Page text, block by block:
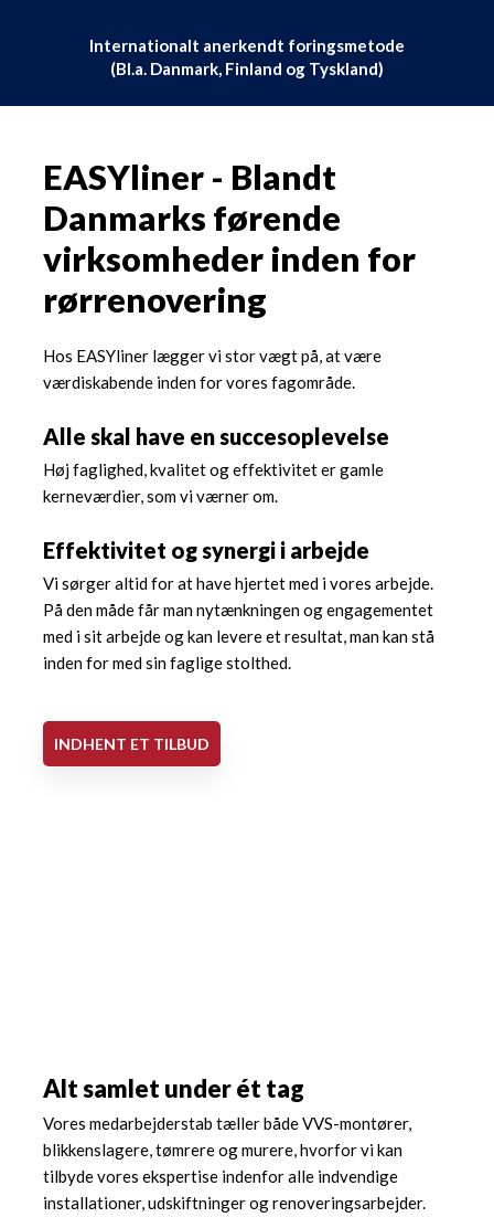
Internationalt anerkendt foringsmetode
​(Bl.a. Danmark, Finland og Tyskland)
EASYliner - Blandt
Danmarks førende
virksomheder inden for
rørrenovering
Hos EASYliner lægger vi stor vægt på, at være
værdiskabende inden for vores fagområde.
Alle skal have en succesoplevelse
Høj faglighed, kvalitet og effektivitet er gamle
kerneværdier, som vi værner om.
Effektivitet og synergi i arbejde
Vi sørger altid for at have hjertet med i vores arbejde.
På den måde får man nytænkningen og engagementet
med i sit arbejde og kan levere et resultat, man kan stå
inden for med sin faglige stolthed.
INDHENT ET TILBUD
Alt samlet under ét tag
Vores medarbejderstab tæller både VVS-montører,
blikkenslagere, tømrere og murere, hvorfor vi kan
tilbyde vores ekspertise indenfor alle indvendige
installationer, udskiftninger og renoveringsarbejder.